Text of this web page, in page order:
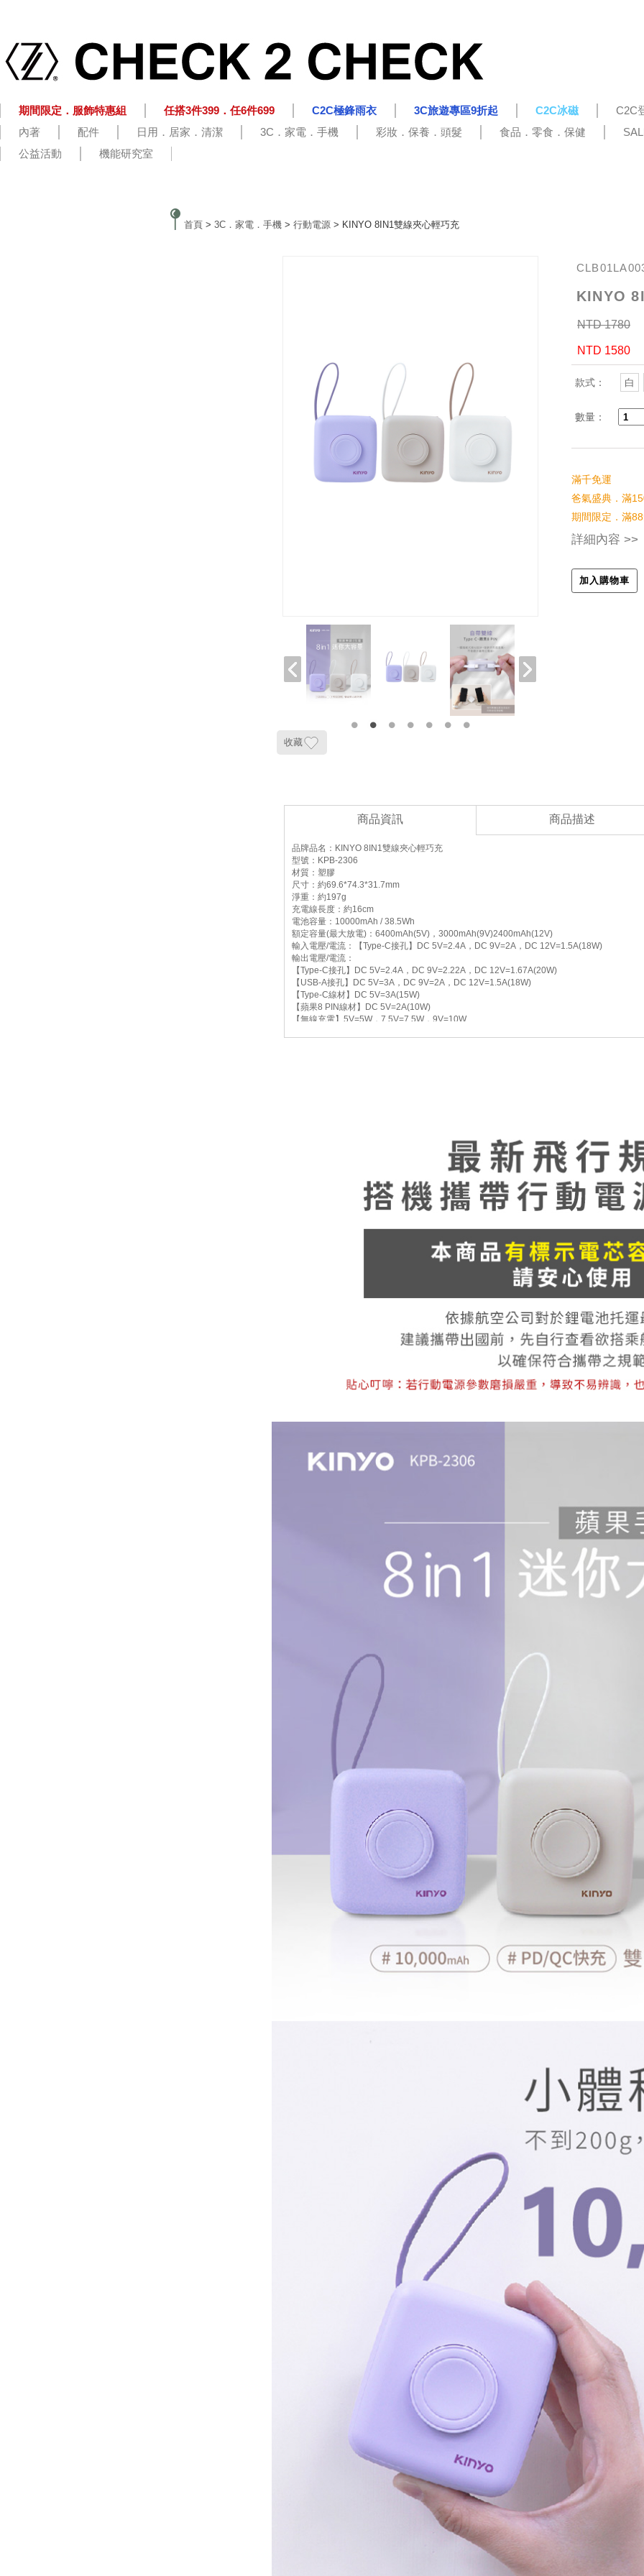
期間限定．服飾特惠組 任搭3件399．任6件699 C2C極鋒雨衣 3C旅遊專區9折起 C2C冰磁 C2C
內著
配件 日用．居家．清潔 3C．家電．手機 彩妝．保養．頭髮 食品．零食．保健
公益活動
機能研究室
首頁 > 3C．家電．手機 > 行動電源 > KINYO 8IN1雙線夾心輕巧充
收藏
KINYO
NTD 1780
NTD 1580
款式： 白
數量：
滿千免運
爸氣盛典．滿
期間限定．滿
詳細內容 >>
加入購物車
商品資訊 商品描述
品牌品名：KINYO 8IN1雙線夾心輕巧充
型號：KPB-2306
材質：塑膠
尺寸：約69.6*74.3*31.7mm
淨重：約197g
充電線長度：約16cm
電池容量：10000mAh / 38.5Wh
額定容量(最大放電)：6400mAh(5V)，3000mAh(9V)2400mAh(12V)
輸入電壓/電流：【Type-C接孔】DC 5V=2.4A，DC 9V=2A，DC 12V=1.5A(18W)
輸出電壓/電流：
【Type-C接孔】DC 5V=2.4A，DC 9V=2.22A，DC 12V=1.67A(20W)
【USB-A接孔】DC 5V=3A，DC 9V=2A，DC 12V=1.5A(18W)
【Type-C線材】DC 5V=3A(15W)
【蘋果8 PIN線材】DC 5V=2A(10W)
【無線充電】5V=5W，7.5V=7.5W，9V=10W